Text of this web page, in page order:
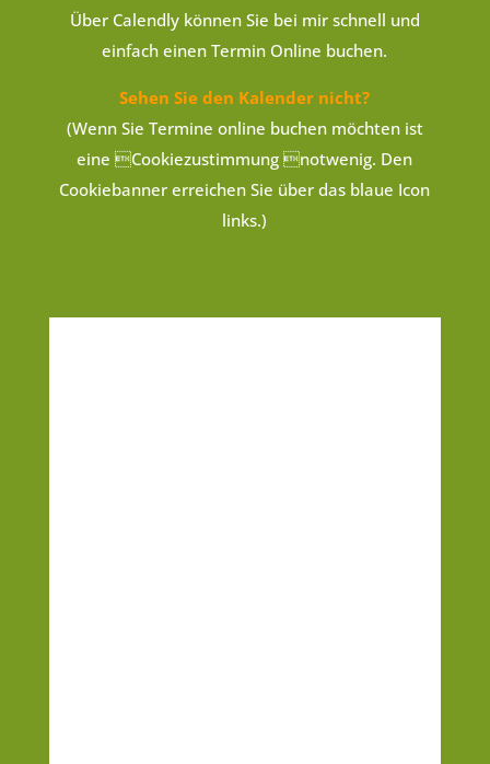
Über Calendly können Sie bei mir schnell und
einfach einen Termin Online buchen.
Sehen Sie den Kalender nicht?
(Wenn Sie Termine online buchen möchten ist
eine Cookiezustimmung notwenig. Den
Cookiebanner erreichen Sie über das blaue Icon
links.)